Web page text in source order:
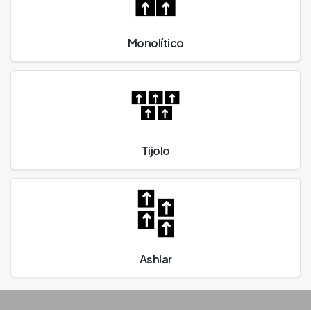
Monolítico
Tijolo
Ashlar